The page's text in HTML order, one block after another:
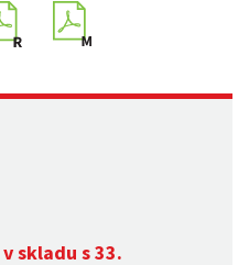
skladu s 33.